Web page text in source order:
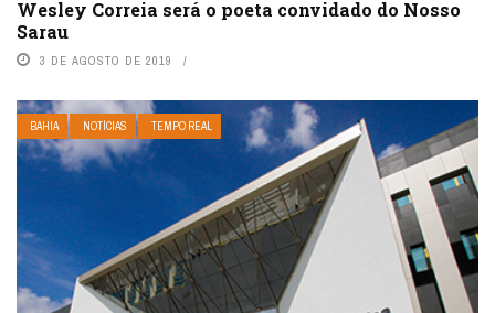
Wesley Correia será o poeta convidado do Nosso
Sarau
3 DE AGOSTO DE 2019
BAHIA NOTÍCIAS TEMPO REAL